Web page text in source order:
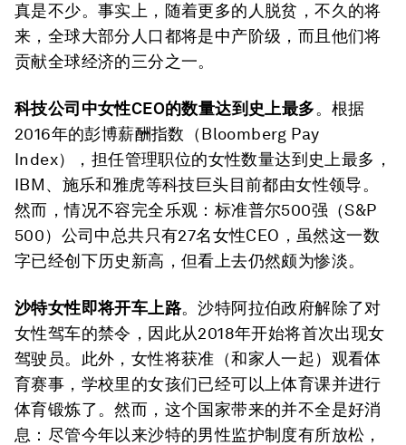
真是不少。事实上，随着更多的人脱贫，不久的将
来，全球大部分人口都将是中产阶级，而且他们将
贡献全球经济的三分之一。
科技公司中女性CEO的数量达到史上最多。根据
2016年的彭博薪酬指数（Bloomberg Pay
Index），担任管理职位的女性数量达到史上最多，
IBM、施乐和雅虎等科技巨头目前都由女性领导。
然而，情况不容完全乐观：标准普尔500强（S&P
500）公司中总共只有27名女性CEO，虽然这一数
字已经创下历史新高，但看上去仍然颇为惨淡。
沙特女性即将开车上路。沙特阿拉伯政府解除了对
女性驾车的禁令，因此从2018年开始将首次出现女
驾驶员。此外，女性将获准（和家人一起）观看体
育赛事，学校里的女孩们已经可以上体育课并进行
体育锻炼了。然而，这个国家带来的并不全是好消
息：尽管今年以来沙特的男性监护制度有所放松，